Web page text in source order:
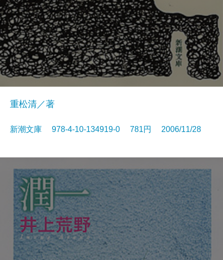
重松清／著
新潮文庫 978-4-10-134919-0 781円 2006/11/28